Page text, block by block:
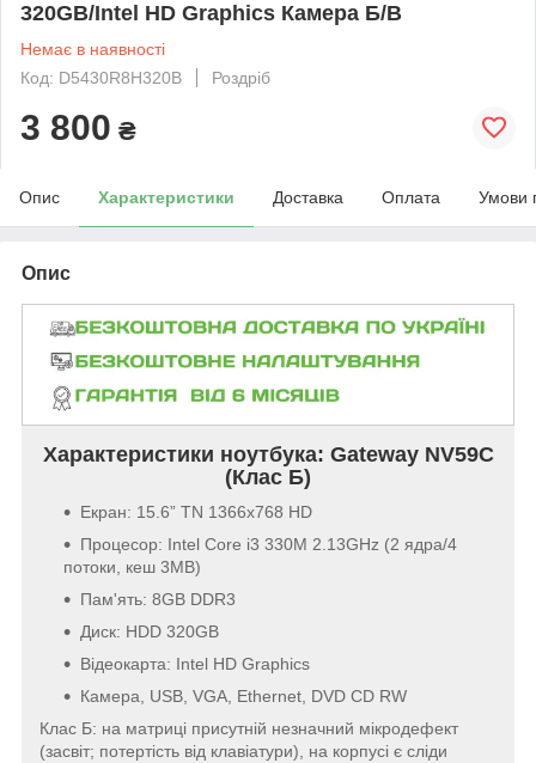
320GB/Intel HD Graphics Камера Б/В
Немає в наявності
Код: D5430R8H320B
Роздріб
3 800 ₴
Опис Характеристики Доставка Оплата Умови
Опис
Характеристики ноутбука: Gateway NV59C
(Клас Б)
Екран: 15.6” TN 1366x768 HD
Процесор: Intel Core i3 330M 2.13GHz (2 ядра/4
потоки, кеш 3MB)
Пам'ять: 8GB DDR3
Диск: HDD 320GB
Відеокарта: Intel HD Graphics
Камера, USB, VGA, Ethernet, DVD CD RW
Клас Б: на матриці присутній незначний мікродефект
(засвіт; потертість від клавіатури), на корпусі є сліди